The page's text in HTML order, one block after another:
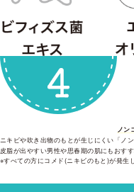
ノン
ニキビや吹き出物のもとが生じにくい「ノ
皮脂が出やすい男性や思春期の肌にもおすす
すべての方にコメド(ニキビのもと)が発生